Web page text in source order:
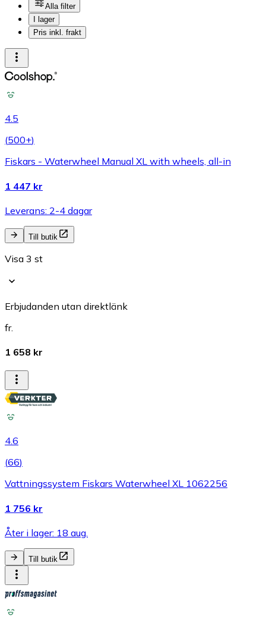
Alla filter
I lager
Pris inkl. frakt
4.5
(500+)
Fiskars - Waterwheel Manual XL with wheels, all-in
1 447 kr
Leverans: 2-4 dagar
Till butik
Visa 3 st
Erbjudanden utan direktlänk
fr.
1 658 kr
4.6
(66)
Vattningssystem Fiskars Waterwheel XL 1062256
1 756 kr
Åter i lager: 18 aug.
Till butik